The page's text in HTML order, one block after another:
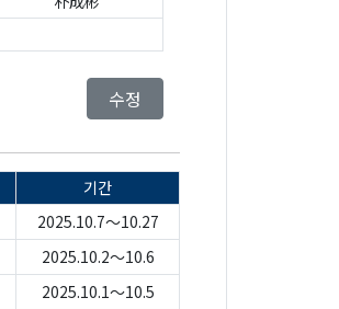
수정
기간
2025.10.7～10.27
2025.10.2～10.6
2025.10.1～10.5